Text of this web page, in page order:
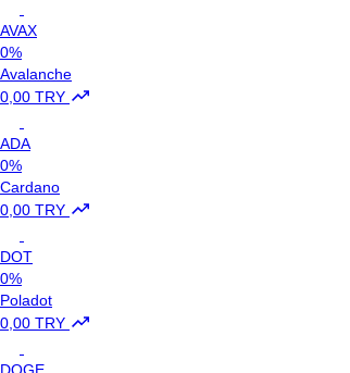
AVAX
0%
Avalanche
0,00 TRY
ADA
0%
Cardano
0,00 TRY
DOT
0%
Poladot
0,00 TRY